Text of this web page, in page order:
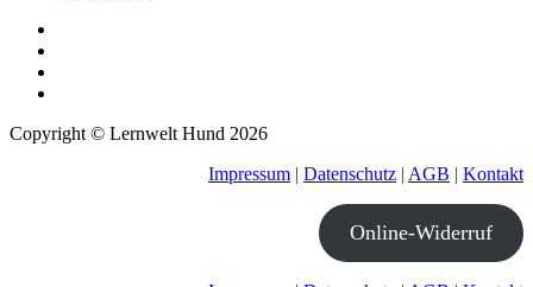
Copyright © Lernwelt Hund 2026
Impressum | Datenschutz | AGB | Kontakt
Online-Widerruf